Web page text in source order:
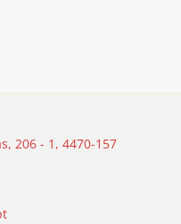
206 - 1, 4470-157